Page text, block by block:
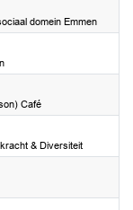
domein Emmen
Café
& Diversiteit